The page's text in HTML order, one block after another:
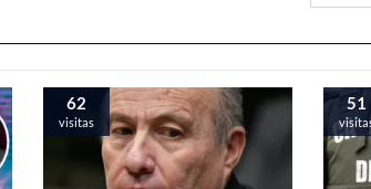
62
visitas
51